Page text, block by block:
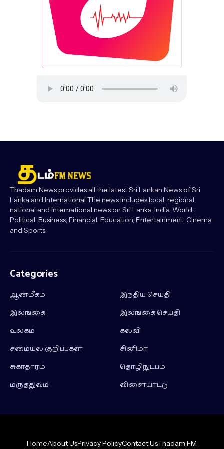
Thadam News provides all the latest Sri Lankan News of Sri
Lanka and International The news includes local, regional,
national and international news on Sri Lanka, India, World,
Political, Business, Financial, Education, Entertainment, Cinema
and Sports.
Categories
ஆன்மீகம்
இந்திய செய்தி
இலங்கை
இலங்கை செய்தி
உலகம்
கல்வி
சமையல் குறிப்புகள்
சினிமா
சுகாதாரம்
தொழிநுட்பம்
மருத்துவம்
விளையாட்டு
HomeAbout UsPrivacy PolicyContact UsThadam FM